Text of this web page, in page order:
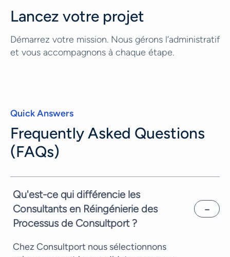
Lancez votre projet
Démarrez votre mission. Nous gérons l’administratif
et vous accompagnons à chaque étape.
Quick Answers
Frequently Asked Questions
(FAQs)
Qu'est-ce qui différencie les
Consultants en Réingénierie des
Processus de Consultport ?
Chez Consultport nous sélectionnons